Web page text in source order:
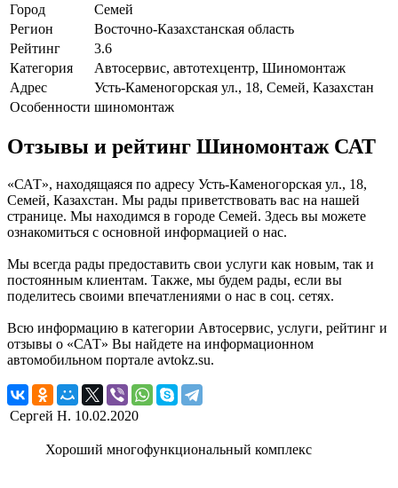
Город
Семей
Регион
Восточно-Казахстанская область
Рейтинг
3.6
Категория
Автосервис, автотехцентр, Шиномонтаж
Адрес
Усть-Каменогорская ул., 18, Семей, Казахстан
Особенности шиномонтаж
Отзывы и рейтинг Шиномонтаж САТ
«САТ», находящаяся по адресу Усть-Каменогорская ул., 18,
Семей, Казахстан. Мы рады приветствовать вас на нашей
странице. Мы находимся в городе Семей. Здесь вы можете
ознакомиться с основной информацией о нас.
Мы всегда рады предоставить свои услуги как новым, так и
постоянным клиентам. Также, мы будем рады, если вы
поделитесь своими впечатлениями о нас в соц. сетях.
Всю информацию в категории Автосервис, услуги, рейтинг и
отзывы о «САТ» Вы найдете на информационном
автомобильном портале avtokz.su.
Сергей Н. 10.02.2020
Хороший многофункциональный комплекс